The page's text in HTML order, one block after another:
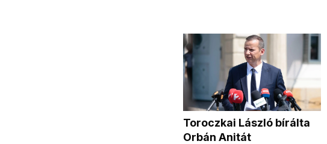
Toroczkai László bírálta
Orbán Anitát